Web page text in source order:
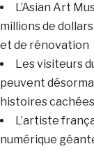
L’Asian Art
millions de
et de rénovation
Les visiteurs
peuvent
histoires
L’artiste
numérique